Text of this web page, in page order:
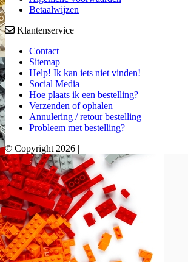
Betaalwijzen
Klantenservice
Contact
Sitemap
Help! Ik kan iets niet vinden!
Social Media
Hoe plaats ik een bestelling?
Verzenden of ophalen
Annulering / retour bestelling
Probleem met bestelling?
© Copyright 2026 |